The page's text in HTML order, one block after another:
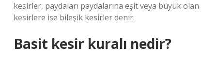
kesirler, paydaları paydalarına eşit veya büyük olan
kesirlere ise bileşik kesirler denir.
Basit kesir kuralı nedir?